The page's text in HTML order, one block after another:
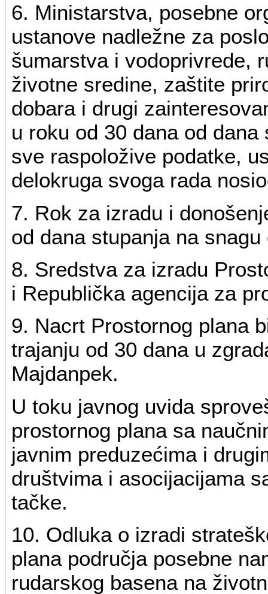
6. Ministarstva, posebne
ustanove nadležne za
šumarstva i vodoprivrede,
životne sredine, zaštite
dobara i drugi
u roku od 30 dana od
sve raspoložive podatke,
delokruga svoga rada
7. Rok za izradu i
od dana stupanja na
8. Sredstva za izradu
i Republička agencija za
9. Nacrt Prostornog plana
trajanju od 30 dana u
Majdanpek.
U toku javnog uvida
prostornog plana sa
javnim preduzećima i
društvima i asocijacijama
tačke.
10. Odluka o izradi
plana područja posebne
rudarskog basena na